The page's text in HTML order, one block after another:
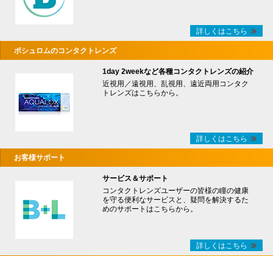
詳しくはこちら
ボシュロムのコンタクトレンズ
1day 2weekなど各種コンタクトレンズの紹介
近視用／遠視用、乱視用、遠近両用コンタク
トレンズはこちらから。
詳しくはこちら
お客様サポート
サービス＆サポート
コンタクトレンズユーザーの皆様の瞳の健康
を守る便利なサービスと、疑問を解決するた
めのサポートはこちらから。
詳しくはこちら